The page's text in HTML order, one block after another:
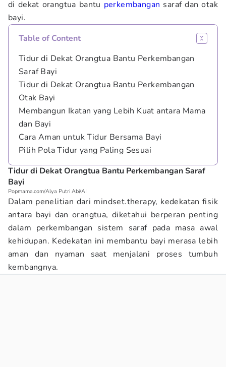
di dekat orangtua bantu perkembangan saraf dan otak
bayi.
Table of Content
Tidur di Dekat Orangtua Bantu Perkembangan
Saraf Bayi
Tidur di Dekat Orangtua Bantu Perkembangan
Otak Bayi
Membangun Ikatan yang Lebih Kuat antara Mama
dan Bayi
Cara Aman untuk Tidur Bersama Bayi
Pilih Pola Tidur yang Paling Sesuai
Tidur di Dekat Orangtua Bantu Perkembangan Saraf
Bayi
Popmama.com/Alya Putri Abi/AI
Dalam penelitian dari mindset.therapy, kedekatan fisik
antara bayi dan orangtua, diketahui berperan penting
dalam perkembangan sistem saraf pada masa awal
kehidupan. Kedekatan ini membantu bayi merasa lebih
aman dan nyaman saat menjalani proses tumbuh
kembangnya.